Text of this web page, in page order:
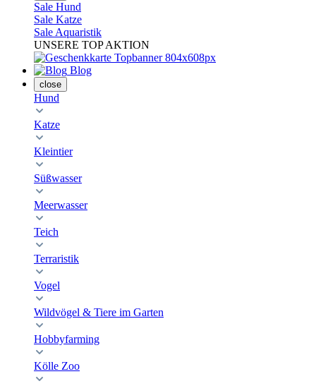
Sale Hund
Sale Katze
Sale Aquaristik
UNSERE TOP AKTION
Blog
close
Hund
Katze
Kleintier
Süßwasser
Meerwasser
Teich
Terraristik
Vogel
Wildvögel & Tiere im Garten
Hobbyfarming
Kölle Zoo